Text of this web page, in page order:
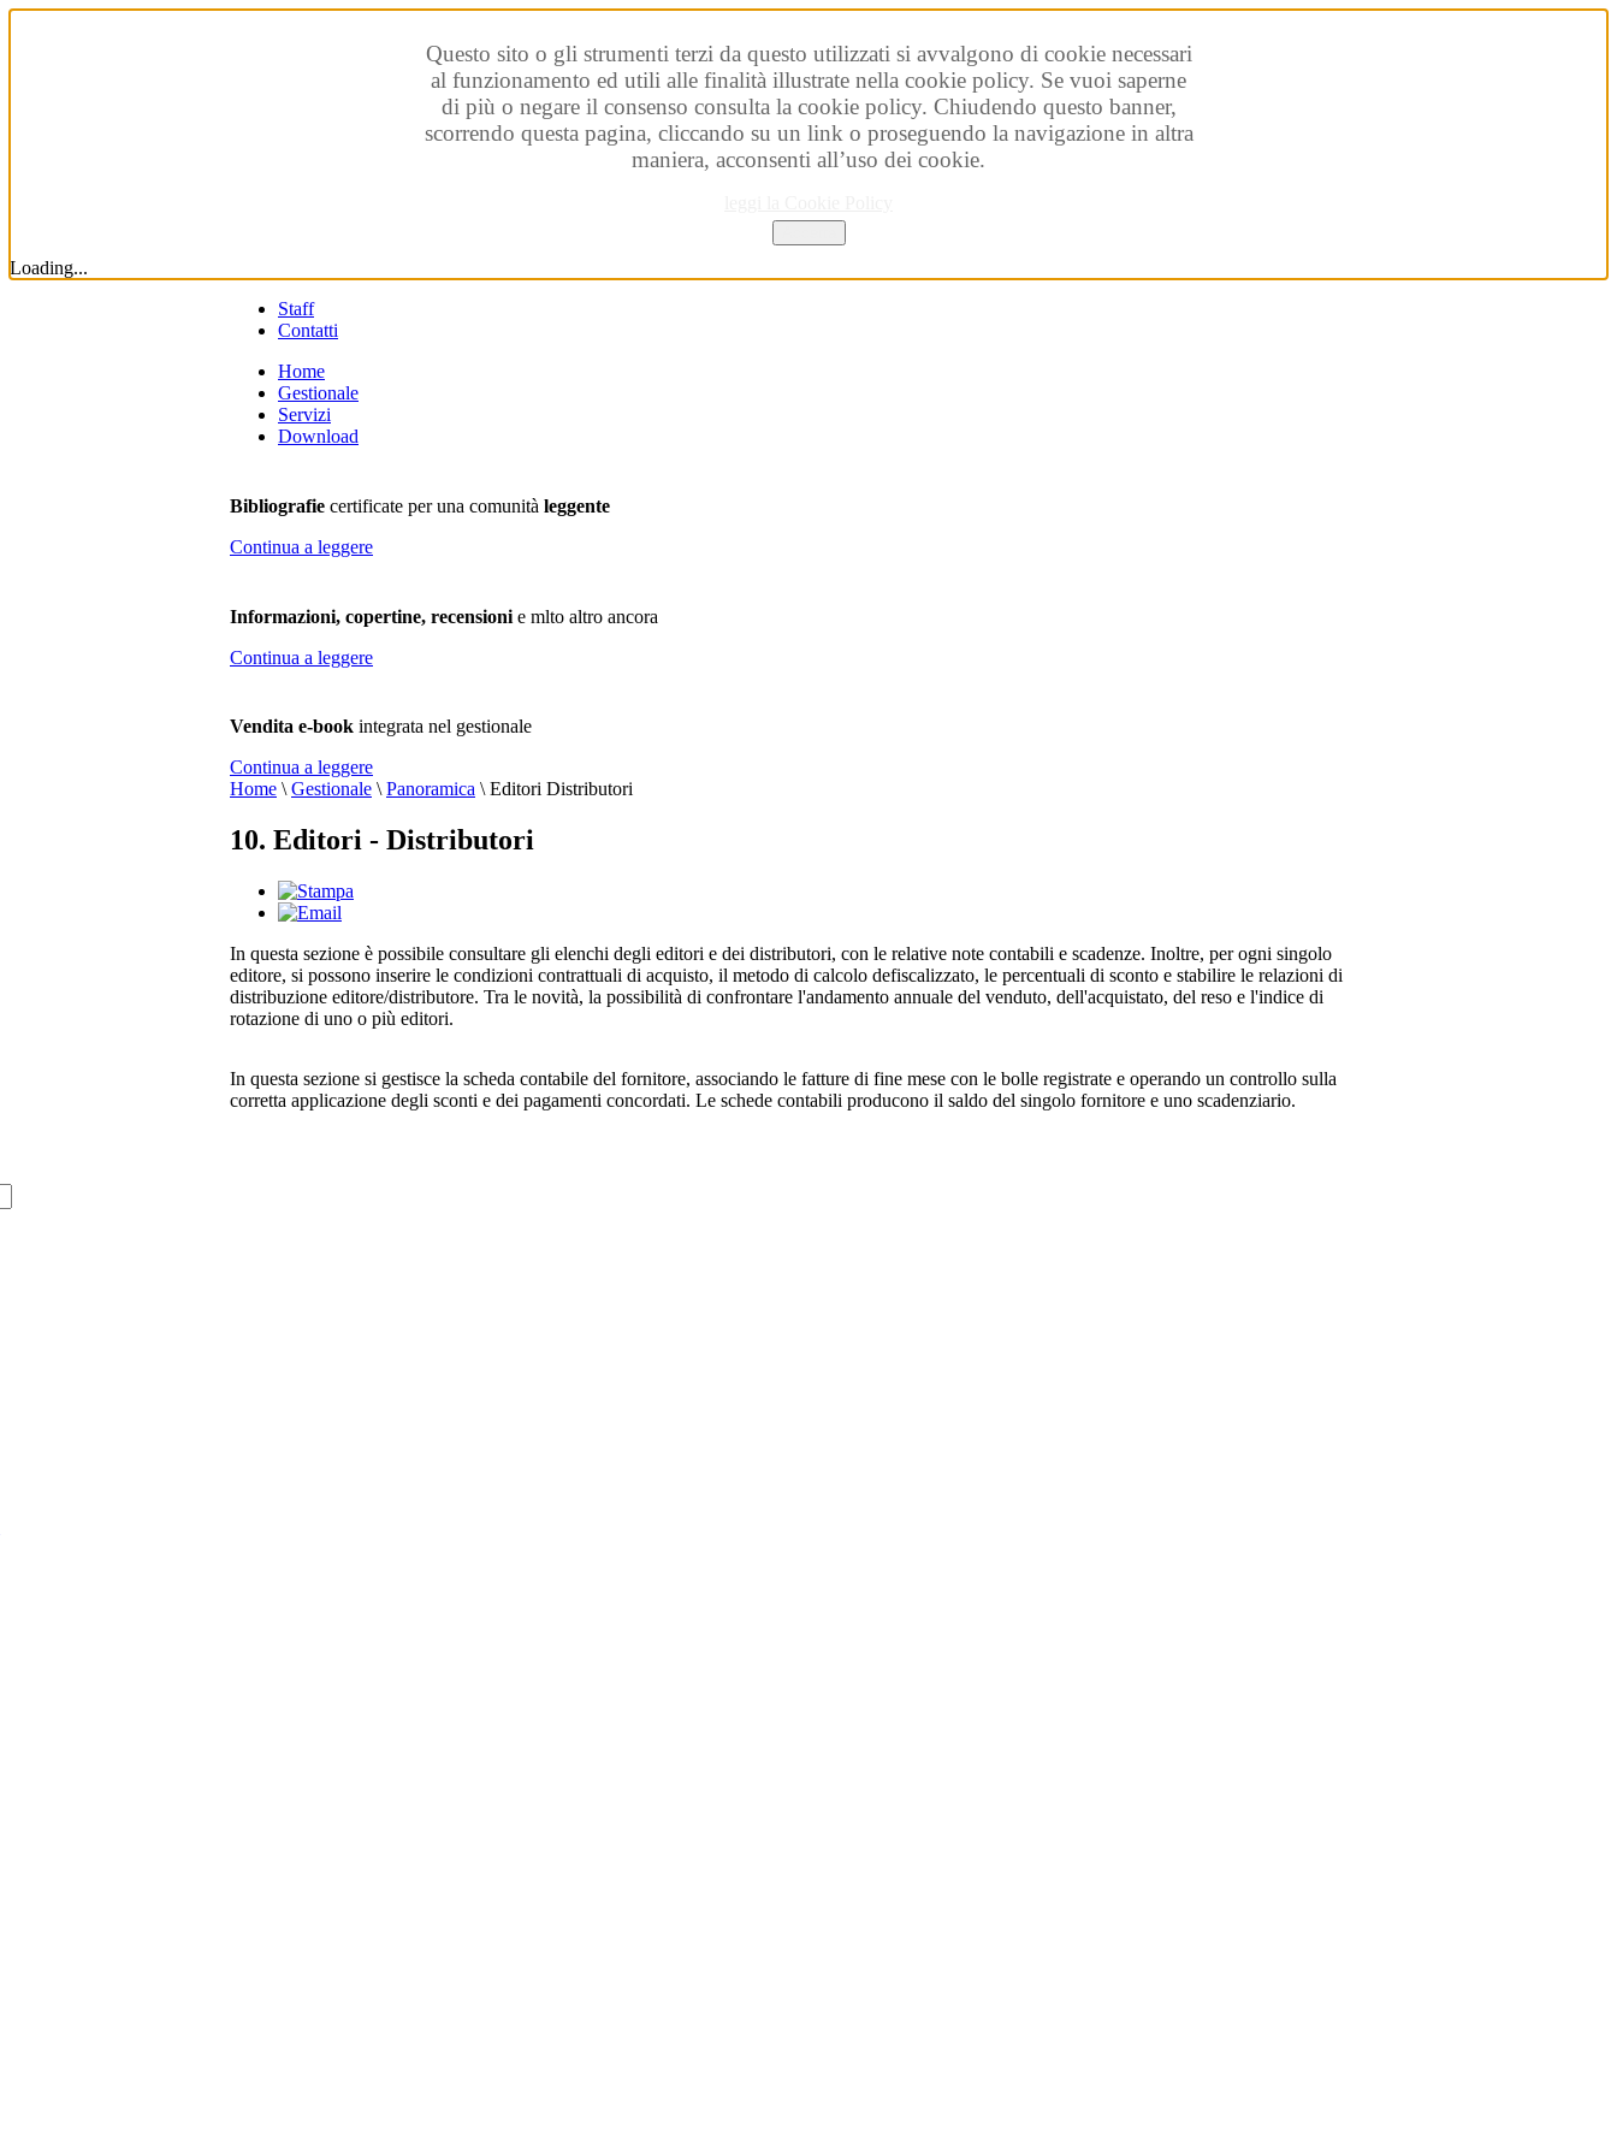
Questo sito o gli strumenti terzi da questo utilizzati si avvalgono di cookie necessari
al funzionamento ed utili alle finalità illustrate nella cookie policy. Se vuoi saperne
di più o negare il consenso consulta la cookie policy. Chiudendo questo banner,
scorrendo questa pagina, cliccando su un link o proseguendo la navigazione in altra
maniera, acconsenti all’uso dei cookie.
Loading...
Staff
Contatti
Home
Gestionale
Servizi
Download
Bibliografie certificate per una comunità leggente
Continua a leggere
Informazioni, copertine, recensioni e mlto altro ancora
Continua a leggere
Vendita e-book integrata nel gestionale
Continua a leggere
Home \ Gestionale \ Panoramica \Editori Distributori
10. Editori - Distributori
In questa sezione è possibile consultare gli elenchi degli editori e dei distributori, con le relative note contabili e scadenze. Inoltre, per ogni singolo
editore, si possono inserire le condizioni contrattuali di acquisto, il metodo di calcolo defiscalizzato, le percentuali di sconto e stabilire le relazioni di
distribuzione editore/distributore. Tra le novità, la possibilità di confrontare l'andamento annuale del venduto, dell'acquistato, del reso e l'indice di
rotazione di uno o più editori.
In questa sezione si gestisce la scheda contabile del fornitore, associando le fatture di fine mese con le bolle registrate e operando un controllo sulla
corretta applicazione degli sconti e dei pagamenti concordati. Le schede contabili producono il saldo del singolo fornitore e uno scadenziario.